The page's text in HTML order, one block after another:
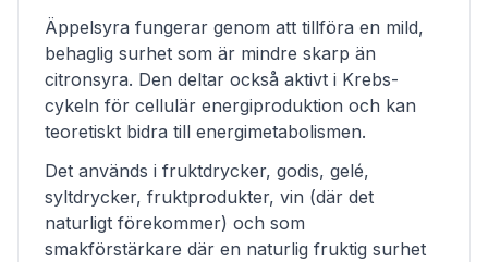
Äppelsyra fungerar genom att tillföra en mild,
behaglig surhet som är mindre skarp än
citronsyra. Den deltar också aktivt i Krebs-
cykeln för cellulär energiproduktion och kan
teoretiskt bidra till energimetabolismen.
Det används i fruktdrycker, godis, gelé,
syltdrycker, fruktprodukter, vin (där det
naturligt förekommer) och som
smakförstärkare där en naturlig fruktig surhet